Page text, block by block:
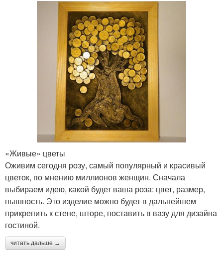
«Живые» цветы
Оживим сегодня розу, самый популярный и красивый
цветок, по мнению миллионов женщин. Сначала
выбираем идею, какой будет ваша роза: цвет, размер,
пышность. Это изделие можно будет в дальнейшем
прикрепить к стене, шторе, поставить в вазу для дизайна
гостиной.
читать дальше →